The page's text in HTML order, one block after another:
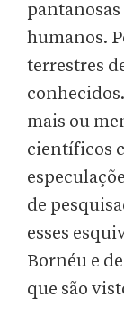
pantanosas
humanos.
terrestres
mais ou
científicos
de
esses
Bornéu e
que são